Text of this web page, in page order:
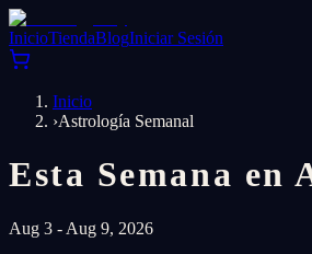
InicioTiendaBlogIniciar Sesión
Inicio
›Astrología Semanal
Esta Semana en
Aug 3 - Aug 9, 2026